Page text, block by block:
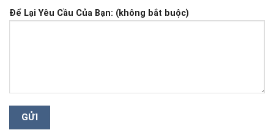
Để Lại Yêu Cầu Của Bạn: (không bắt buộc)